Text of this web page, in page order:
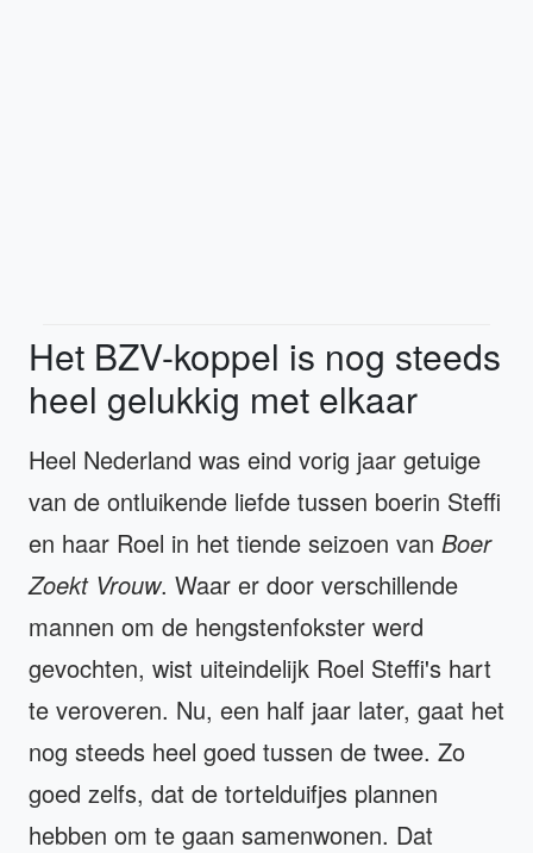
Het BZV-koppel is nog steeds
heel gelukkig met elkaar
Heel Nederland was eind vorig jaar getuige
van de ontluikende liefde tussen boerin Steffi
en haar Roel in het tiende seizoen van Boer
Zoekt Vrouw. Waar er door verschillende
mannen om de hengstenfokster werd
gevochten, wist uiteindelijk Roel Steffi's hart
te veroveren. Nu, een half jaar later, gaat het
nog steeds heel goed tussen de twee. Zo
goed zelfs, dat de tortelduifjes plannen
hebben om te gaan samenwonen. Dat